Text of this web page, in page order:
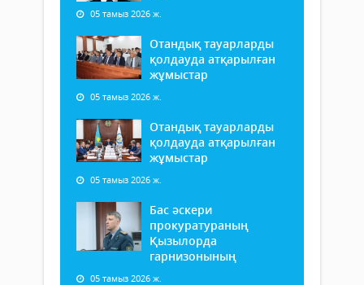
05 тамыз 2026 ж.
Отандық тауарларды
қолдауда атқарылған
жұмыстар
05 тамыз 2026 ж.
Отандық тауарларды
қолдауда атқарылған
жұмыстар
05 тамыз 2026 ж.
Бас әскери
прокуратураның
Қызылорда
гарнизонының
05 тамыз 2026 ж.